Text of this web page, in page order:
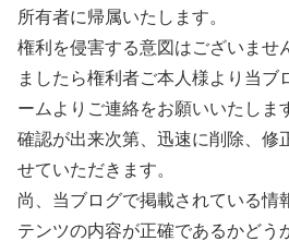
所有者に帰属いたします。
権利を侵害する意図はございませ
ましたら権利者ご本人様より当ブ
ームよりご連絡をお願いいたしま
確認が出来次第、迅速に削除、修
せていただきます。
尚、当ブログで掲載されている情
テンツの内容が正確であるかどう